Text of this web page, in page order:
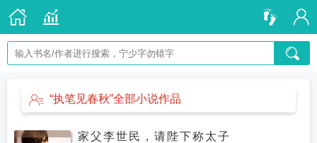
“执笔见春秋”全部小说作品
家父李世民，请陛下称太子